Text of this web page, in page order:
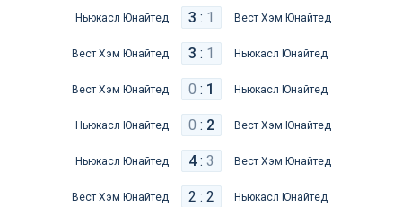
Ньюкасл Юнайтед 3 : 1 Вест Хэм Юнайтед
Вест Хэм Юнайтед 3 : 1 Ньюкасл Юнайтед
Вест Хэм Юнайтед 0 : 1 Ньюкасл Юнайтед
Ньюкасл Юнайтед 0 : 2 Вест Хэм Юнайтед
Ньюкасл Юнайтед 4: 3 Вест Хэм Юнайтед
Вест Хэм Юнайтед 2 : 2 Ньюкасл Юнайтед